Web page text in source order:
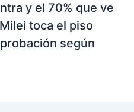
y el 70% que ve
toca el piso
según